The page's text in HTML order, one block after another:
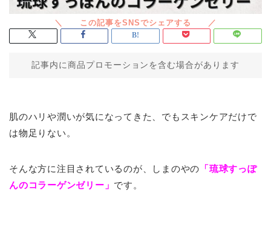
記事内に商品プロモーションを含む場合があります
肌のハリや潤いが気になってきた、でもスキンケアだけで
は物足りない。
そんな方に注目されているのが、しまのやの 「琉球すっぽ
んのコラーゲンゼリー」 です。